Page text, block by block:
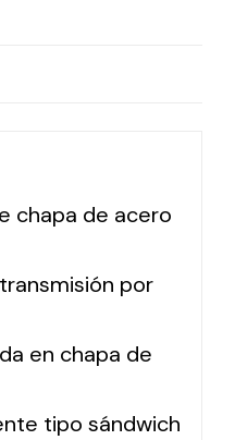
chapa de acero
por
en chapa de
tipo sándwich